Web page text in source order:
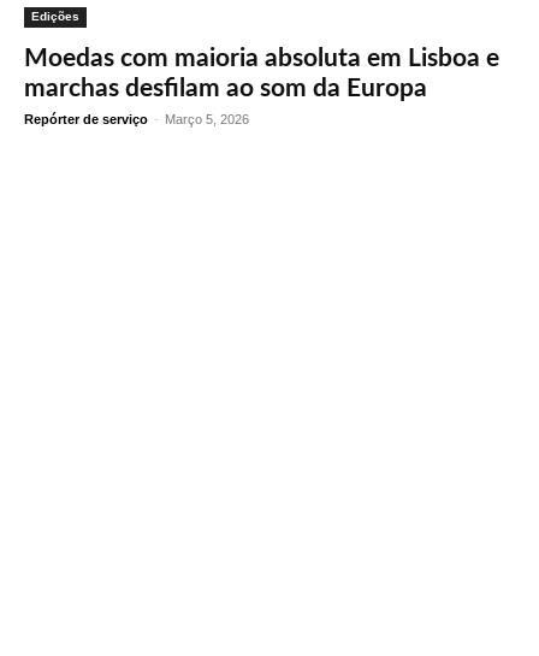
Edições
Moedas com maioria absoluta em Lisboa e
marchas desfilam ao som da Europa
Repórter de serviço - Março 5, 2026